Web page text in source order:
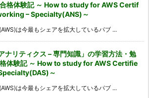
格体験記 ～ How to study for AWS Certif
– Specialty(ANS)～
は今最もシェアを拡大しているパブ ...
ナリティクス – 専門知識」の学習方法・勉
体験記 ～ How to study for AWS Certifie
～
は今最もシェアを拡大しているパブ ...